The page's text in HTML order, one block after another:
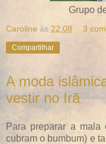
Grupo
Caroline às 22:08 3
Compartilhar
A moda
vestir no Irã
Para preparar a
cubram o bumbum) e